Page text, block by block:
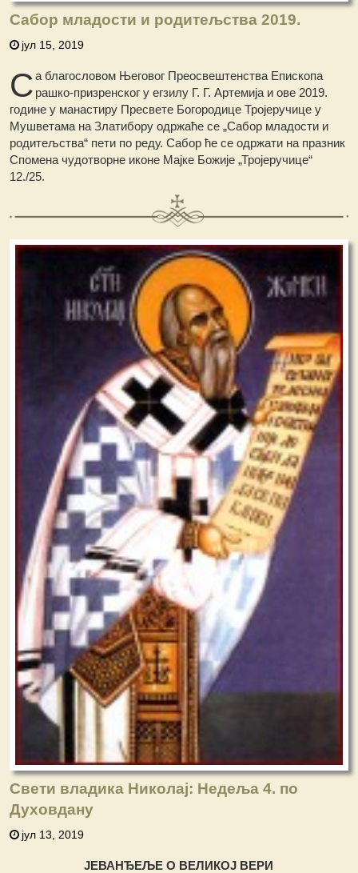
Сабор младости и родитељства 2019.
јул 15, 2019
Са благословом Његовог Преосвештенства Епископа
рашко-призренског у егзилу Г. Г. Артемија и ове 2019.
године у манастиру Пресвете Богородице Тројеручице у
Мушветама на Златибору одржаће се „Сабор младости и
родитељства“ пети по реду. Сабор ће се одржати на празник
Спомена чудотворне иконе Мајке Божије „Тројеручице“
12./25.
Свети владика Николај: Недеља 4. по
Духовдану
јул 13, 2019
ЈЕВАНЂЕЉЕ О ВЕЛИКОЈ ВЕРИ